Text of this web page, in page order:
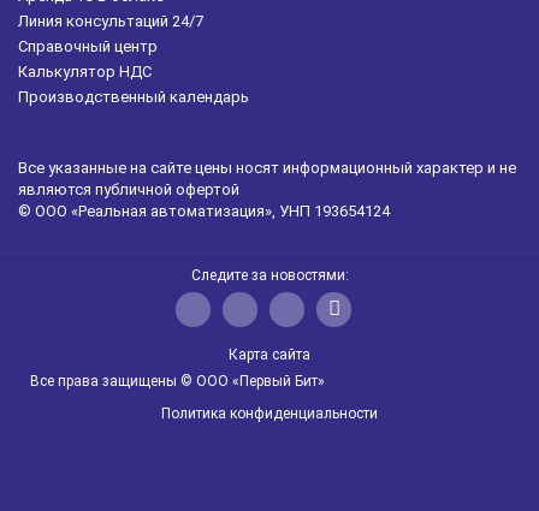
Линия консультаций 24/7
Справочный центр
Калькулятор НДС
Производственный календарь
Все указанные на сайте цены носят информационный характер и не
являются публичной офертой
© ООО «Реальная автоматизация», УНП 193654124
Следите за новостями:
Карта сайта
Все права защищены © ООО «Первый Бит»
Политика конфиденциальности